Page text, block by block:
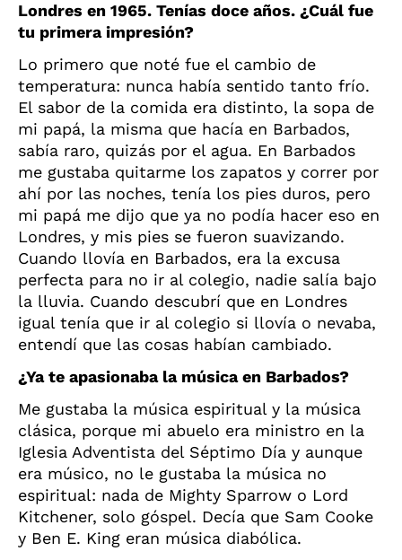
Londres en 1965. Tenías doce años. ¿Cuál fue
tu primera impresión?
Lo primero que noté fue el cambio de
temperatura: nunca había sentido tanto frío.
El sabor de la comida era distinto, la sopa de
mi papá, la misma que hacía en Barbados,
sabía raro, quizás por el agua. En Barbados
me gustaba quitarme los zapatos y correr por
ahí por las noches, tenía los pies duros, pero
mi papá me dijo que ya no podía hacer eso en
Londres, y mis pies se fueron suavizando.
Cuando llovía en Barbados, era la excusa
perfecta para no ir al colegio, nadie salía bajo
la lluvia. Cuando descubrí que en Londres
igual tenía que ir al colegio si llovía o nevaba,
entendí que las cosas habían cambiado.
¿Ya te apasionaba la música en Barbados?
Me gustaba la música espiritual y la música
clásica, porque mi abuelo era ministro en la
Iglesia Adventista del Séptimo Día y aunque
era músico, no le gustaba la música no
espiritual: nada de Mighty Sparrow o Lord
Kitchener, solo góspel. Decía que Sam Cooke
y Ben E. King eran música diabólica.